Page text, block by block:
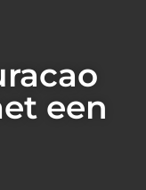
een